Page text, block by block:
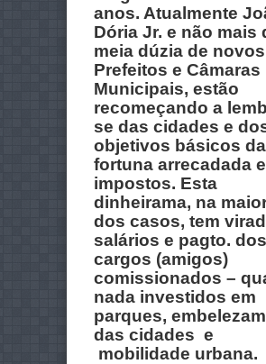
anos. Atualmente
Dória Jr. e não mais
meia dúzia de novos
Prefeitos e Câmaras
Municipais, estão
recomeçando a
se das cidades e
objetivos básicos da
fortuna arrecadada
impostos. Esta
dinheirama, na
dos casos, tem
salários e pagto. dos
cargos (amigos)
comissionados –
nada investidos em
parques,
das cidades e
mobilidade urbana.